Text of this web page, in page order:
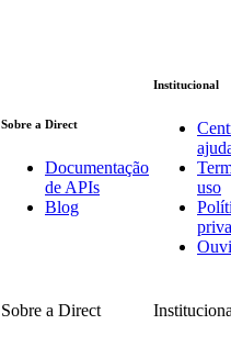
Sobre a Direct
Documentação
de APIs
Blog
Institucional
uso
Sobre a Direct